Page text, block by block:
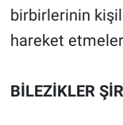
birbirlerinin
hareket
BİLEZİKLER